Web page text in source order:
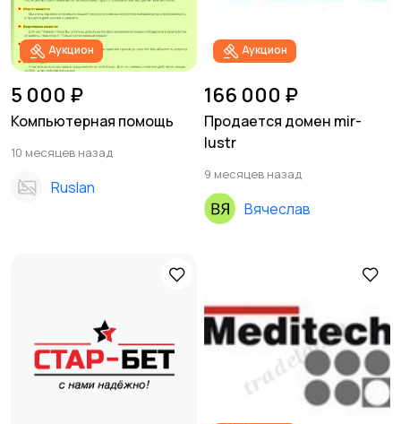
Аукцион
5 000 ₽
Компьютерная помощь
10 месяцев назад
Ruslan
Аукцион
166 000 ₽
Продается домен mir-
lustr
9 месяцев назад
Вячеслав